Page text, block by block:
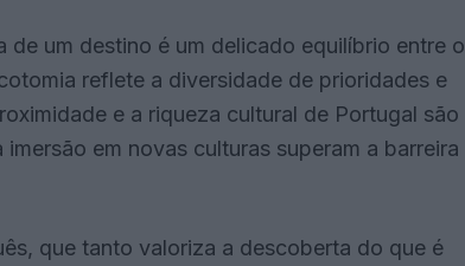
de um destino é um delicado equilíbrio entre o
reflete a diversidade de prioridades e
e a riqueza cultural de Portugal são
em novas culturas superam a barreira
que tanto valoriza a descoberta do que é